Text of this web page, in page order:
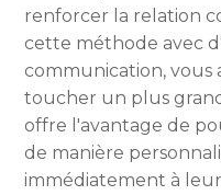
renforcer la relation
cette méthode avec
communication, vous
toucher un plus
offre l'avantage de
de manière
immédiatement à